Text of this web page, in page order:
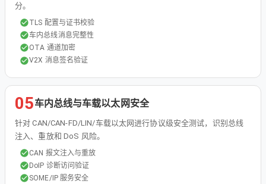
分。
TLS 配置与证书校验
车内总线消息完整性
OTA 通道加密
V2X 消息签名验证
05车内总线与车载以太网安全
针对 CAN/CAN-FD/LIN/车载以太网进行协议级安全测试，识别总线
注入、重放和 DoS 风险。
CAN 报文注入与重放
DoIP 诊断访问验证
SOME/IP 服务安全